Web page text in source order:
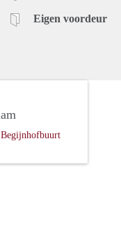
Eigen voordeur